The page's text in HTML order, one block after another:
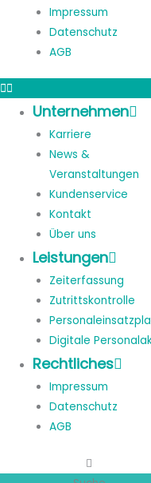
Impressum
Datenschutz
AGB
Unternehmen
Karriere
News &
Veranstaltungen
Kundenservice
Kontakt
Über uns
Leistungen
Zeiterfassung
Zutrittskontrolle
Digitale
Rechtliches
Impressum
Datenschutz
AGB